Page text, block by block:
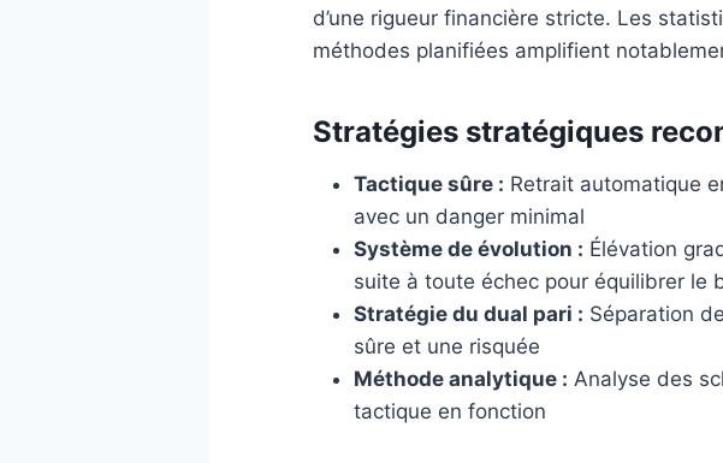
d’une rigueur financière stricte. Les
méthodes planifiées amplifient
Stratégies stratégiques
Tactique sûre : Retrait automatique
avec un danger minimal
Système de évolution : Élévation
suite à toute échec pour équilibrer le
Stratégie du dual pari : Séparation
sûre et une risquée
Méthode analytique : Analyse des
tactique en fonction